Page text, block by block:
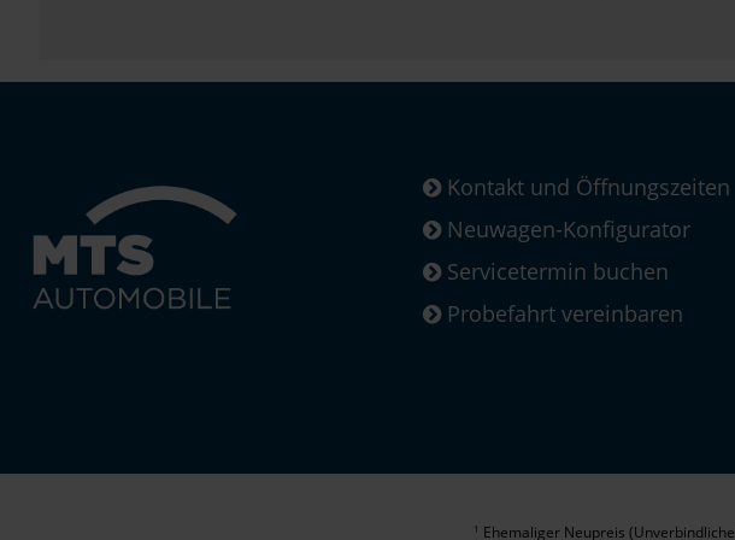
Kontakt und Öffnungszeiten
Neuwagen-Konfigurator
Servicetermin buchen
Probefahrt vereinbaren
1 Ehemaliger Neupreis